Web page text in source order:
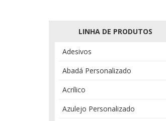
LINHA DE PRODUTOS
Adesivos
Abadá Personalizado
Acrílico
Azulejo Personalizado